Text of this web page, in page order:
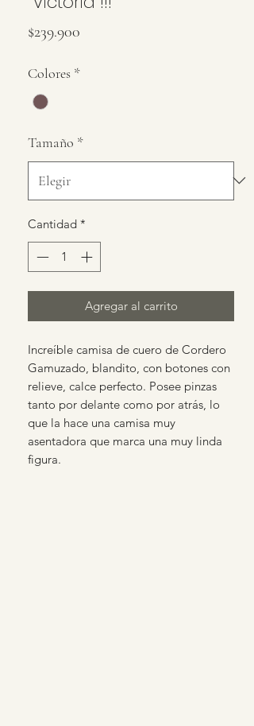
$239.900
Colores *
Tamaño *
Cantidad *
Agregar al carrito
Increíble camisa de cuero de Cordero
Gamuzado, blandito, con botones con
relieve, calce perfecto. Posee pinzas
tanto por delante como por atrás, lo
que la hace una camisa muy
asentadora que marca una muy linda
figura.